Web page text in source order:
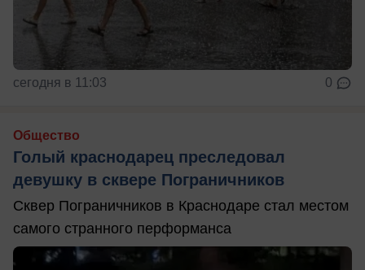
сегодня в 11:03 0
Общество
Голый краснодарец преследовал
девушку в сквере Пограничников
Сквер Пограничников в Краснодаре стал местом
самого странного перформанса